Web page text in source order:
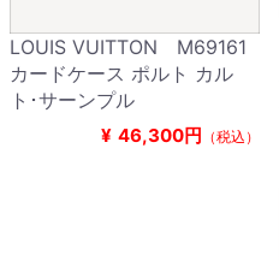
LOUIS VUITTON M69161
カードケース ポルト カル
ト･サーンプル
¥ 46,300円 （税込）